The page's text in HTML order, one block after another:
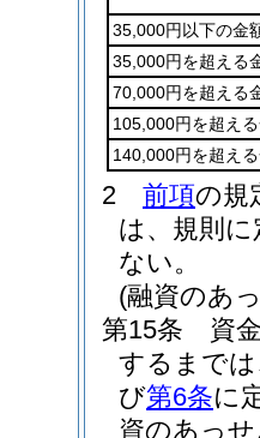
35,000円以下の金
35,000円を超える
70,000円を超える
105,000円を超え
140,000円を超え
2 前項の規
は、規則
ない。
(融資のあ
第15条
資
するまで
び第6条に
資のあっ